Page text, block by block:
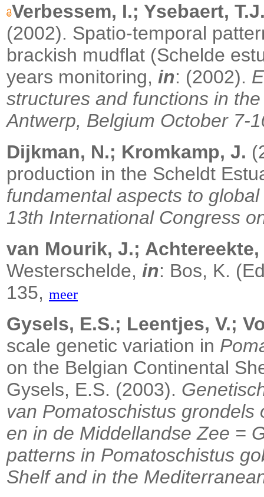
Verbessem, I.; Ysebaert,
(2002). Spatio-temporal
brackish mudflat (Schelde
years monitoring, in: (2002).
structures and functions in
Antwerp, Belgium October 7-
Dijkman, N.; Kromkamp, J.
production in the Scheldt
fundamental aspects to
13th International Congress
van Mourik, J.; Achtereekte,
Westerschelde, in: Bos, K.
135, meer
Gysels, E.S.; Leentjes, V.;
scale genetic variation in
on the Belgian Continental
Gysels, E.S. (2003).
van Pomatoschistus
en in de Middellandse Zee =
patterns in Pomatoschistus
Shelf and in the